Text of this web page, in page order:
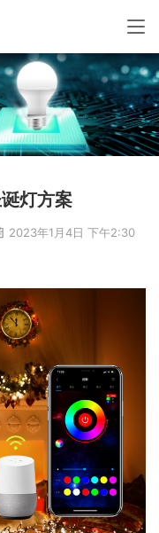
灯方案
2023年1月4日 下午2:30